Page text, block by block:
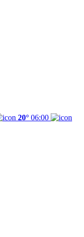
20° 06:00